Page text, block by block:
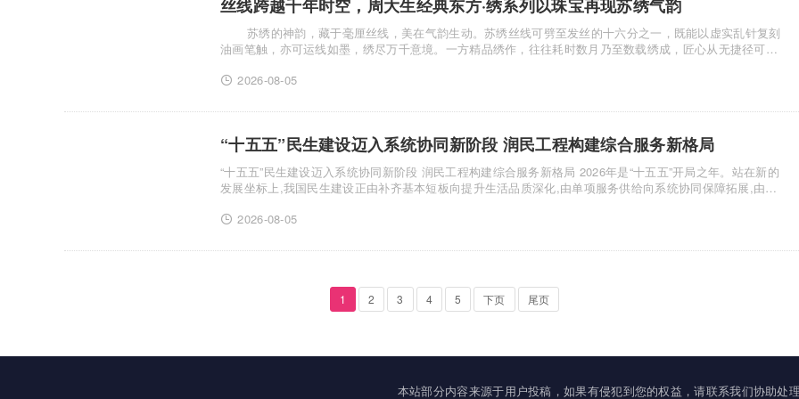
丝线跨越千年时空，周大生经典东方·绣系列以珠宝再现苏绣气韵
苏绣的神韵，藏于毫厘丝线，美在气韵生动。苏绣丝线可劈至发丝的十六分之一，既能以虚实乱针复刻
油画笔触，亦可运线如墨，绣尽万千意境。一方精品绣作，往往耗时数月乃至数载绣成，匠心从无捷径可
2026-08-05
“十五五”民生建设迈入系统协同新阶段 润民工程构建综合服务新格局
“十五五”民生建设迈入系统协同新阶段 润民工程构建综合服务新格局 2026年是“十五五”开局之年。站在新的
发展坐标上,我国民生建设正由补齐基本短板向提升生活品质深化,由单项服务供给向系统协同保障拓展,由阶
2026-08-05
1 2 3 4 5 下页 尾页
本站部分内容来源于用户投稿，如果有侵犯到您的权益，请联系我们协助处